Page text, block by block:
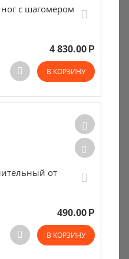
с шагомером
4 830.00 Р
В КОРЗИНУ
от
490.00 Р
В КОРЗИНУ